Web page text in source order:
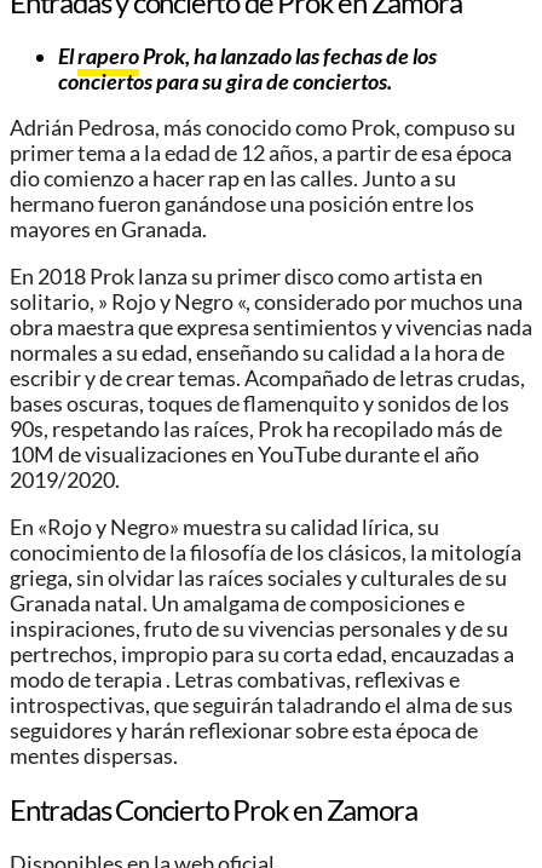
ElraperoProk, ha lanzado las fechas de los
conciertos para su gira de conciertos.
Adrián Pedrosa, más conocido como Prok, compuso su
primer tema a la edad de 12 años, a partir de esa época
dio comienzo a hacer rap en las calles. Junto a su
hermano fueron ganándose una posición entre los
mayores en Granada.
En 2018 Prok lanza su primer disco como artista en
solitario, » Rojo y Negro «, considerado por muchos una
obra maestra que expresa sentimientos y vivencias nada
normales a su edad, enseñando su calidad a la hora de
escribir y de crear temas. Acompañado de letras crudas,
bases oscuras, toques de flamenquito y sonidos de los
90s, respetando las raíces, Prok ha recopilado más de
10M de visualizaciones en YouTube durante el año
2019/2020.
En «Rojo y Negro» muestra su calidad lírica, su
conocimiento de la filosofía de los clásicos, la mitología
griega, sin olvidar las raíces sociales y culturales de su
Granada natal. Un amalgama de composiciones e
inspiraciones, fruto de su vivencias personales y de su
pertrechos, impropio para su corta edad, encauzadas a
modo de terapia . Letras combativas, reflexivas e
introspectivas, que seguirán taladrando el alma de sus
seguidores y harán reflexionar sobre esta época de
mentes dispersas.
Entradas Concierto Prok en Zamora